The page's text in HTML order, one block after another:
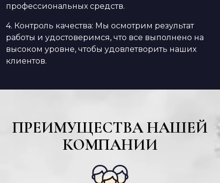
профессиональных средств.
4. Контроль качества: Мы осмотрим результат
работы и удостоверимся, что все выполнено на
высоком уровне, чтобы удовлетворить наших
клиентов.
ПРЕИМУЩЕСТВА НАШЕЙ
КОМПАНИИ